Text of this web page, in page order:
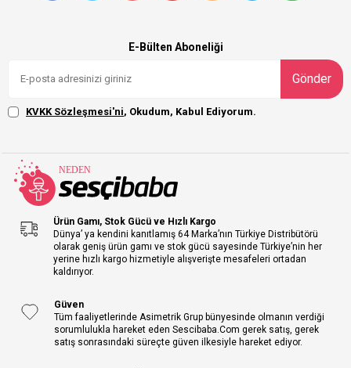
E-Bülten Aboneliği
Gönder
KVKK Sözleşmesi'ni, Okudum, Kabul Ediyorum.
Ürün Gamı, Stok Gücü ve Hızlı Kargo
Dünya’ ya kendini kanıtlamış 64 Marka’nın Türkiye Distribütörü
olarak geniş ürün gamı ve stok gücü sayesinde Türkiye’nin her
yerine hızlı kargo hizmetiyle alışverişte mesafeleri ortadan
kaldırıyor.
Güven
Tüm faaliyetlerinde Asimetrik Grup bünyesinde olmanın verdiği
sorumlulukla hareket eden Sescibaba.Com gerek satış, gerek
satış sonrasındaki süreçte güven ilkesiyle hareket ediyor.